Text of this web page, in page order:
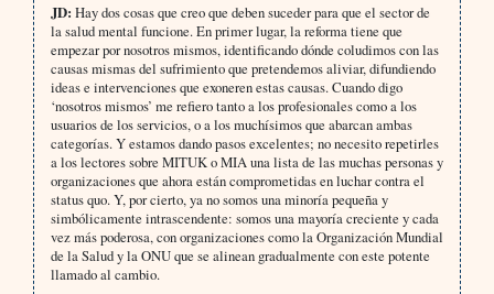
JD: Hay dos cosas que creo que deben suceder para que el sector de
la salud mental funcione. En primer lugar, la reforma tiene que
empezar por nosotros mismos, identificando dónde coludimos con las
causas mismas del sufrimiento que pretendemos aliviar, difundiendo
ideas e intervenciones que exoneren estas causas. Cuando digo
‘nosotros mismos’ me refiero tanto a los profesionales como a los
usuarios de los servicios, o a los muchísimos que abarcan ambas
categorías. Y estamos dando pasos excelentes; no necesito repetirles
a los lectores sobre MITUK o MIA una lista de las muchas personas y
organizaciones que ahora están comprometidas en luchar contra el
status quo. Y, por cierto, ya no somos una minoría pequeña y
simbólicamente intrascendente: somos una mayoría creciente y cada
vez más poderosa, con organizaciones como la Organización Mundial
de la Salud y la ONU que se alinean gradualmente con este potente
llamado al cambio.